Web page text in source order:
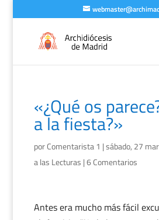
«¿Qué os
a la fiesta?»
porComentarista 1 |sábado, 27
a las Lecturas |6 Comentarios
Antes era mucho más fácil